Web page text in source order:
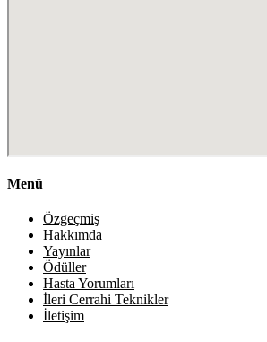
Menü
Özgeçmiş
Hakkımda
Yayınlar
Ödüller
Hasta Yorumları
İleri Cerrahi Teknikler
İletişim